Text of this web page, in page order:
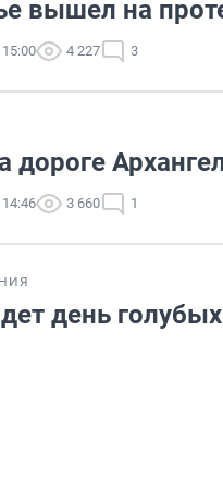
вышел на
15:00 4 227 3
дороге
14:46 3 660 1
день